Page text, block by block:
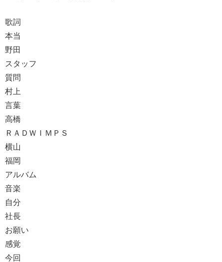
歌詞
本当
野田
スタッフ
質問
村上
言葉
高橋
ＲＡＤＷＩＭＰＳ
横山
福岡
アルバム
音楽
自分
社長
お願い
感覚
今回